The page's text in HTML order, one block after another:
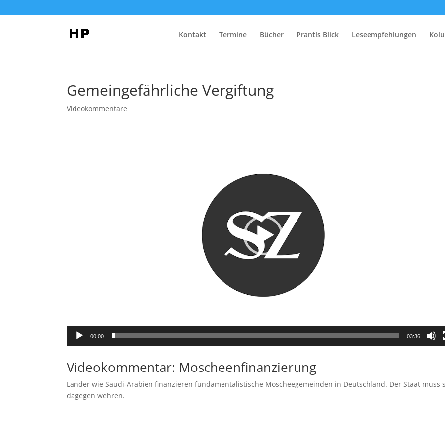
Kontakt Termine Bücher Prantls Blick Leseempfehlungen
Gemeingefährliche Vergiftung
Videokommentare
00:00 03:36
Videokommentar: Moscheenfinanzierung
Länder wie Saudi-Arabien finanzieren fundamentalistische Moscheegemeinden in Deutschland. Der Staat muss
dagegen wehren.